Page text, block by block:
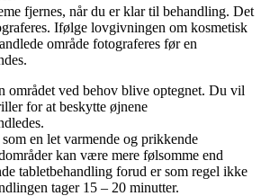
fjernes, når du er klar til behandling. Det
Ifølge lovgivningen om kosmetisk
område fotograferes før en
området ved behov blive optegnet. Du vil
for at beskytte øjnene
en let varmende og prikkende
kan være mere følsomme end
tabletbehandling forud er som regel ikke
tager 15 – 20 minutter.